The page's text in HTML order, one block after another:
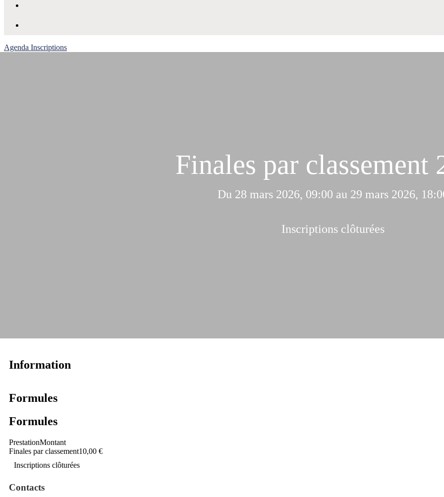
Agenda Inscriptions
Finales par classement
Du 28 mars 2026, 09:00 au 29 mars 2026,
Inscriptions clôturées
Information
Formules
Formules
PrestationMontant
Finales par classement10,00 €
Inscriptions clôturées
Contacts